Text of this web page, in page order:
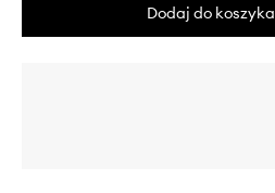
Dodaj do koszyka